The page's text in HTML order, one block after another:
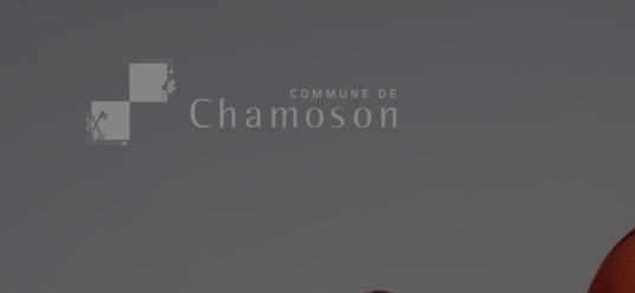
Sport, loisirs et culture